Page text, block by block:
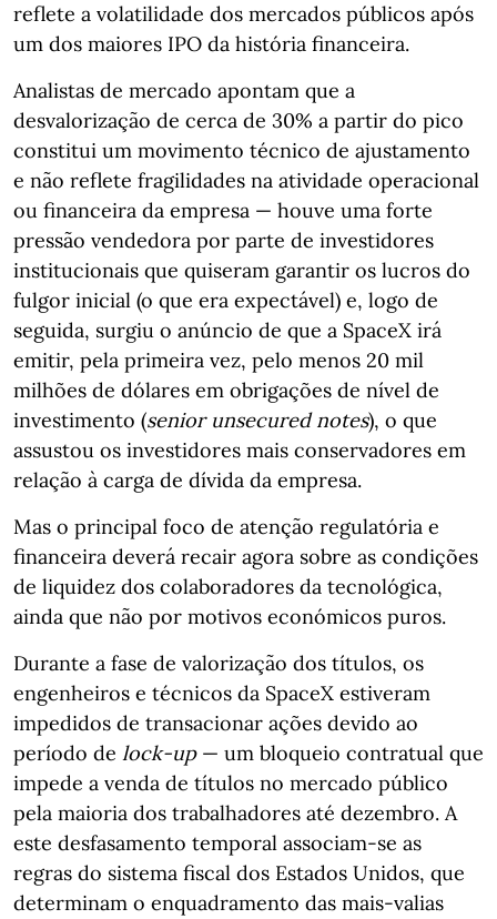
reflete a volatilidade dos mercados públicos após
um dos maiores IPO da história financeira.
Analistas de mercado apontam que a
desvalorização de cerca de 30% a partir do pico
constitui um movimento técnico de ajustamento
e não reflete fragilidades na atividade operacional
ou financeira da empresa — houve uma forte
pressão vendedora por parte de investidores
institucionais que quiseram garantir os lucros do
fulgor inicial (o que era expectável) e, logo de
seguida, surgiu o anúncio de que a SpaceX irá
emitir, pela primeira vez, pelo menos 20 mil
milhões de dólares em obrigações de nível de
investimento (senior unsecured notes), o que
assustou os investidores mais conservadores em
relação à carga de dívida da empresa.
Mas o principal foco de atenção regulatória e
financeira deverá recair agora sobre as condições
de liquidez dos colaboradores da tecnológica,
ainda que não por motivos económicos puros.
Durante a fase de valorização dos títulos, os
engenheiros e técnicos da SpaceX estiveram
impedidos de transacionar ações devido ao
período de lock-up— um bloqueio contratual que
impede a venda de títulos no mercado público
pela maioria dos trabalhadores até dezembro. A
este desfasamento temporal associam-se as
regras do sistema fiscal dos Estados Unidos, que
determinam o enquadramento das mais-valias